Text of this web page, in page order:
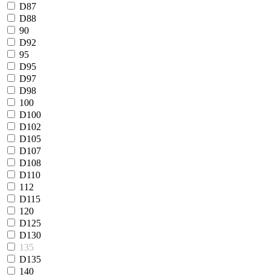
D87
D88
90
D92
95
D95
D97
D98
100
D100
D102
D105
D107
D108
D110
112
D115
120
D125
D130
135
D135
140